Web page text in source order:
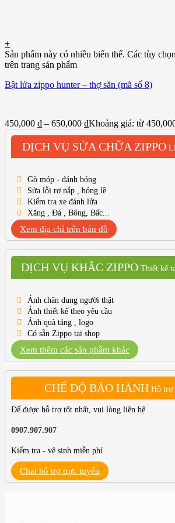
+
Sản phẩm này có nhiều biến thể. Các tùy
trên trang sản phẩm
Bật lửa zippo hunter – thợ săn (mã số 8)
450,000 ₫ – 650,000 ₫Khoảng giá: từ
DỊCH VỤ SỬA CHỮA ZIPPO
Gò móp - đánh bóng
Sửa lỗi rơ nắp , hỏng lề
Kiểm tra xe đánh lửa
Xăng , Đá , Bông, Bấc...
Xem địa chỉ trên bản đồ
DỊCH VỤ KHẮC ZIPPO Thiết kế
Ảnh chân dung người thật
Ảnh thiết kế theo yêu cầu
Ảnh quà tặng , logo
Có sẵn Zippo tại shop
Xem thêm các sản phẩm khác
CHẾ ĐỘ BẢO HÀNH Hỗ trợ
Để được hỗ trợ tốt nhất, vui lòng liên hệ
0907.907.907
Kiểm tra - vệ sinh miễn phí
Chat hỗ trợ trực tuyến